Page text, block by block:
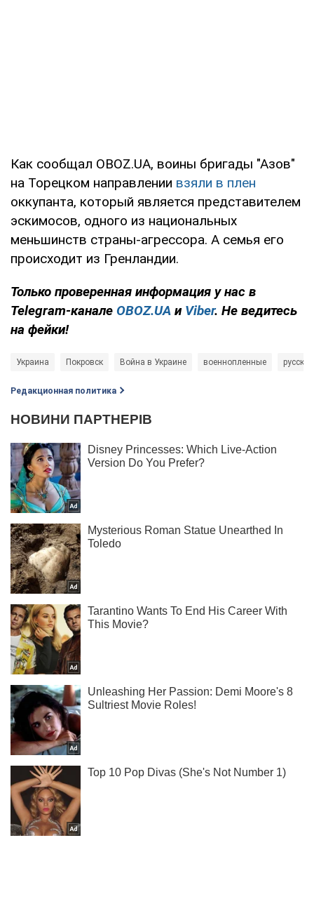
Как сообщал OBOZ.UA, воины бригады "Азов"
на Торецком направлении взяли в плен
оккупанта, который является представителем
эскимосов, одного из национальных
меньшинств страны-агрессора. А семья его
происходит из Гренландии.
Только проверенная информация у нас в
Telegram-канале OBOZ.UA и Viber. Не ведитесь
на фейки!
Украина Покровск Война в Украине военнопленные русские
Редакционная политика